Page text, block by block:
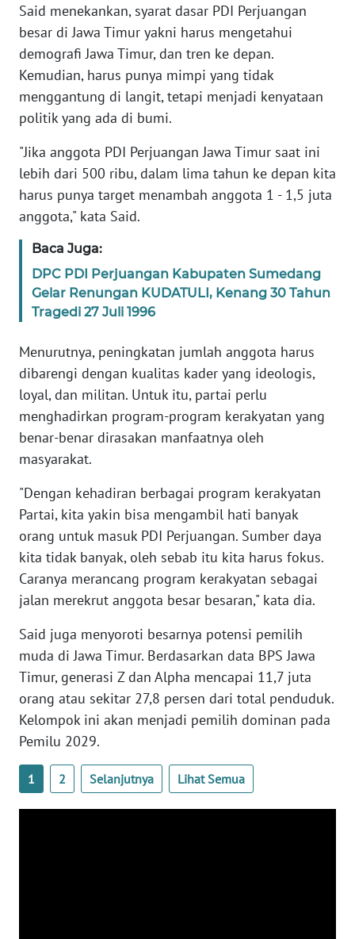
Said menekankan, syarat dasar PDI Perjuangan
besar di Jawa Timur yakni harus mengetahui
demografi Jawa Timur, dan tren ke depan.
Kemudian, harus punya mimpi yang tidak
menggantung di langit, tetapi menjadi kenyataan
politik yang ada di bumi.
"Jika anggota PDI Perjuangan Jawa Timur saat ini
lebih dari 500 ribu, dalam lima tahun ke depan kita
harus punya target menambah anggota 1 - 1,5 juta
anggota," kata Said.
Baca Juga:
DPC PDI Perjuangan Kabupaten Sumedang
Gelar Renungan KUDATULI, Kenang 30 Tahun
Tragedi 27 Juli 1996
Menurutnya, peningkatan jumlah anggota harus
dibarengi dengan kualitas kader yang ideologis,
loyal, dan militan. Untuk itu, partai perlu
menghadirkan program-program kerakyatan yang
benar-benar dirasakan manfaatnya oleh
masyarakat.
"Dengan kehadiran berbagai program kerakyatan
Partai, kita yakin bisa mengambil hati banyak
orang untuk masuk PDI Perjuangan. Sumber daya
kita tidak banyak, oleh sebab itu kita harus fokus.
Caranya merancang program kerakyatan sebagai
jalan merekrut anggota besar besaran," kata dia.
Said juga menyoroti besarnya potensi pemilih
muda di Jawa Timur. Berdasarkan data BPS Jawa
Timur, generasi Z dan Alpha mencapai 11,7 juta
orang atau sekitar 27,8 persen dari total penduduk.
Kelompok ini akan menjadi pemilih dominan pada
Pemilu 2029.
1 2 Selanjutnya Lihat Semua
News
Regional
WN
SUMUT
WN
WN
JABAR
BANTEN
WN
NTT
WN
KEPRI
WN
PAPUA
PAPUA
BARAT
WN
WN
SERAMBI
JAMBI
WN
SULTRA
WN